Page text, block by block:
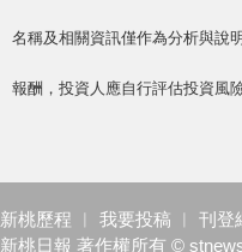
名稱及相關資訊僅作為分析與說
報酬，投資人應自行評估投資風
新桃歷程 ︱ 我要投稿 ︱ 刊登
新桃日報 著作權所有 ©